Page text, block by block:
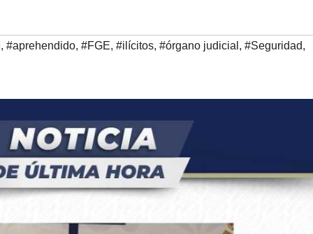
, #aprehendido, #FGE, #ilícitos, #órgano judicial , #Seguridad,